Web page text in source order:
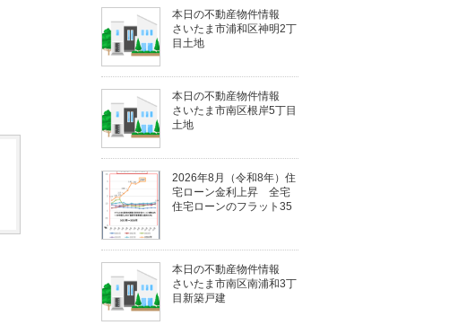
本日の不動産物件情報
さいたま市浦和区神明2丁
目土地
本日の不動産物件情報
さいたま市南区根岸5丁目
土地
2026年8月（令和8年）住
宅ローン金利上昇 全宅
住宅ローンのフラット35
本日の不動産物件情報
さいたま市南区南浦和3丁
目新築戸建